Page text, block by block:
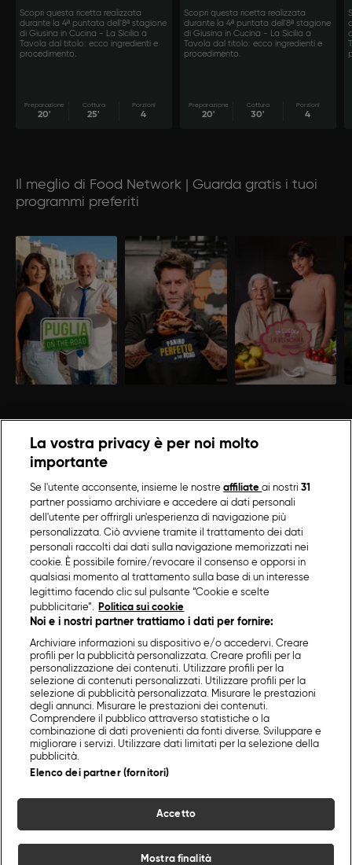
Scopri questa ricetta realizzata
durante la 4ª puntata dell'8ª stagione
di Giusina in Cucina - La Sicilia a
Tavola dal titolo: ecco ingredienti e
procedimento.
Preparazione
20'
Cottura
25'
Porzioni
4
Scopri questa ricetta realizzata
durante la 4ª puntata dell'8ª stagione
di Giusina in Cucina - La Sicilia a
Tavola dal titolo: ecco ingredienti e
procedimento.
Preparazione
20'
Cottura
30'
Porzioni
4
Il meglio di Food Network | Guarda gratis i tuoi
programmi preferiti
La vostra privacy è per noi molto
importante
Se l'utente acconsente, insieme le nostreaffiliateai nostri31
partner possiamo archiviare e accedere ai dati personali
dell'utente per offrirgli un'esperienza di navigazione più
personalizzata. Ciò avviene tramite il trattamento dei dati
personali raccolti dai dati sulla navigazione memorizzati nei
cookie. È possibile fornire/revocare il consenso e opporsi in
qualsiasi momento al trattamento sulla base di un interesse
legittimo facendo clic sul pulsante “Cookie e scelte
pubblicitarie”.
Politica sui cookie
Noi e i nostri partner trattiamo i dati per fornire:
Archiviare informazioni su dispositivo e/o accedervi. Creare
profili per la pubblicità personalizzata. Creare profili per la
personalizzazione dei contenuti. Utilizzare profili per la
selezione di contenuti personalizzati. Utilizzare profili per la
selezione di pubblicità personalizzata. Misurare le prestazioni
degli annunci. Misurare le prestazioni dei contenuti.
Comprendere il pubblico attraverso statistiche o la
combinazione di dati provenienti da fonti diverse. Sviluppare e
migliorare i servizi. Utilizzare dati limitati per la selezione della
pubblicità.
Elenco dei partner (fornitori)
Accetto
Mostra finalità